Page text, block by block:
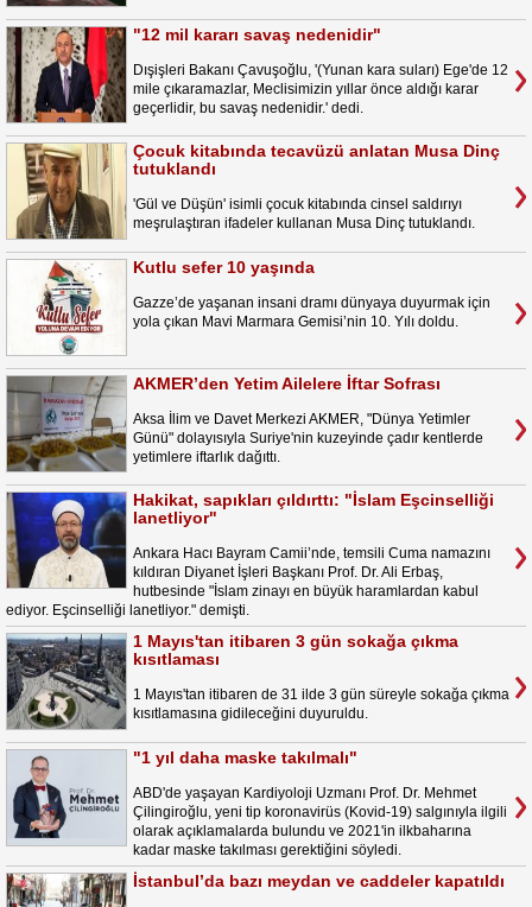
"12 mil kararı savaş nedenidir"
Dışişleri Bakanı Çavuşoğlu, '(Yunan kara suları) Ege'de 12
mile çıkaramazlar, Meclisimizin yıllar önce aldığı karar
geçerlidir, bu savaş nedenidir.' dedi.
Çocuk kitabında tecavüzü anlatan Musa Dinç
tutuklandı
'Gül ve Düşün' isimli çocuk kitabında cinsel saldırıyı
meşrulaştıran ifadeler kullanan Musa Dinç tutuklandı.
Kutlu sefer 10 yaşında
Gazze’de yaşanan insani dramı dünyaya duyurmak için
yola çıkan Mavi Marmara Gemisi’nin 10. Yılı doldu.
AKMER’den Yetim Ailelere İftar Sofrası
Aksa İlim ve Davet Merkezi AKMER, "Dünya Yetimler
Günü" dolayısıyla Suriye'nin kuzeyinde çadır kentlerde
yetimlere iftarlık dağıttı.
Hakikat, sapıkları çıldırttı: "İslam Eşcinselliği
lanetliyor"
Ankara Hacı Bayram Camii’nde, temsili Cuma namazını
kıldıran Diyanet İşleri Başkanı Prof. Dr. Ali Erbaş,
hutbesinde "İslam zinayı en büyük haramlardan kabul
ediyor. Eşcinselliği lanetliyor." demişti.
1 Mayıs'tan itibaren 3 gün sokağa çıkma
kısıtlaması
1 Mayıs'tan itibaren de 31 ilde 3 gün süreyle sokağa çıkma
kısıtlamasına gidileceğini duyuruldu.
"1 yıl daha maske takılmalı"
ABD'de yaşayan Kardiyoloji Uzmanı Prof. Dr. Mehmet
Çilingiroğlu, yeni tip koronavirüs (Kovid-19) salgınıyla ilgili
olarak açıklamalarda bulundu ve 2021'in ilkbaharına
kadar maske takılması gerektiğini söyledi.
İstanbul’da bazı meydan ve caddeler kapatıldı